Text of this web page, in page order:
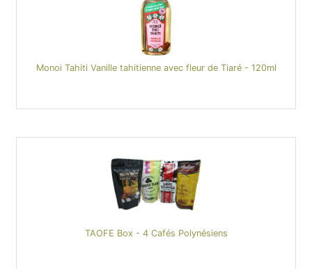
Monoi Tahiti Vanille tahitienne avec fleur de Tiaré - 120ml
TAOFE Box - 4 Cafés Polynésiens